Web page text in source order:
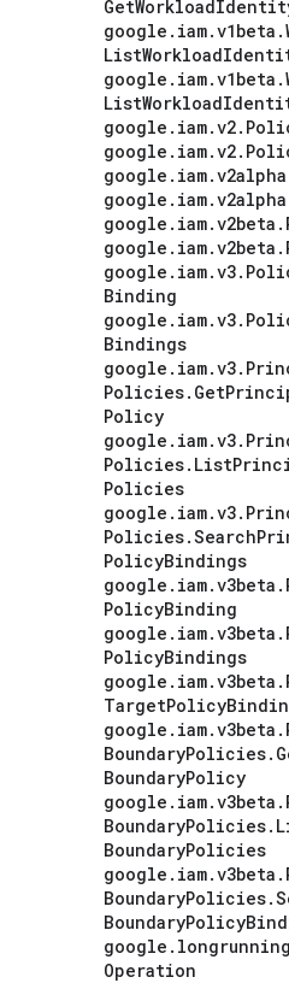
GetWorkload
google . iam.v1beta .
ListWorkload
google . iam.v1beta .
ListWorkload
google . iam.v2.
google . iam.v2.
google . iam.v2alpha
google . iam.v2alpha
google . iam.v2beta .
google . iam.v2beta .
google . iam.v3.
Binding
google . iam.v3.
Bindings
google . iam.v3.
Policies. Get
Policy
google . iam.v3.
Policies. List
Policies
google . iam.v3.
Policies.Search
PolicyBindings
google . iam.v3beta .
PolicyBinding
google . iam.v3beta .
PolicyBindings
google . iam.v3beta .
TargetPolicy
google . iam.v3beta .
BoundaryPolicies.
BoundaryPolicy
google . iam.v3beta .
BoundaryPolicies.
BoundaryPolicies
google . iam.v3beta .
BoundaryPolicies.
BoundaryPolicy
google . longrunning
Operation